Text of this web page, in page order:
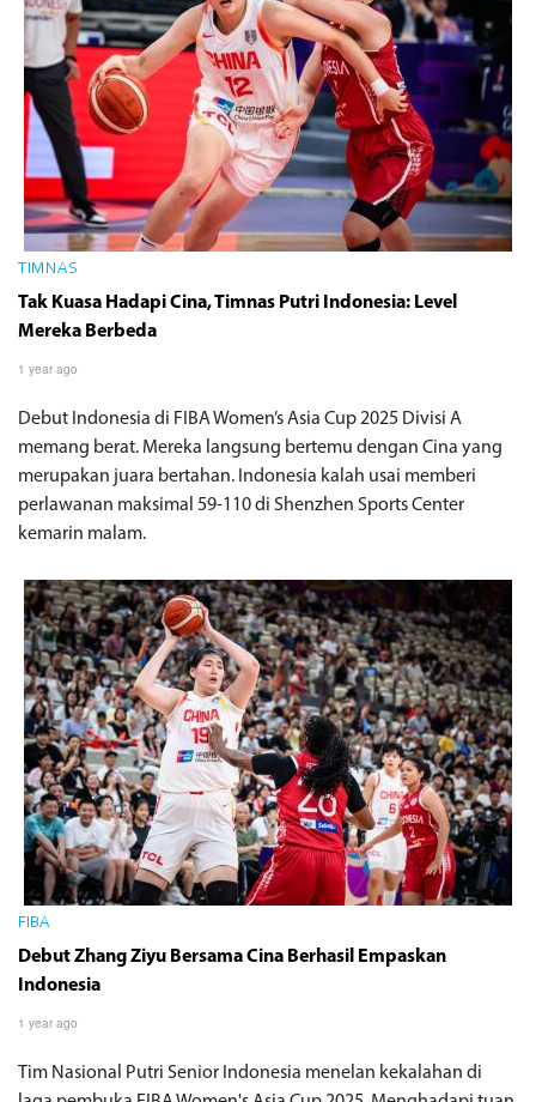
TIMNAS
Tak Kuasa Hadapi Cina, Timnas Putri Indonesia: Level
Mereka Berbeda
1 year ago
Debut Indonesia di FIBA Women’s Asia Cup 2025 Divisi A
memang berat. Mereka langsung bertemu dengan Cina yang
merupakan juara bertahan. Indonesia kalah usai memberi
perlawanan maksimal 59-110 di Shenzhen Sports Center
kemarin malam.
FIBA
Debut Zhang Ziyu Bersama Cina Berhasil Empaskan
Indonesia
1 year ago
Tim Nasional Putri Senior Indonesia menelan kekalahan di